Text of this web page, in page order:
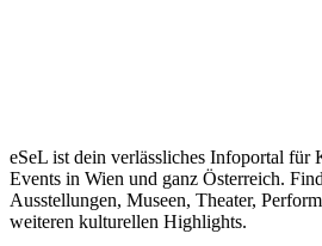
eSeL ist dein verlässliches Infoportal für
Events in Wien und ganz Österreich.
Ausstellungen, Museen, Theater,
weiteren kulturellen Highlights.